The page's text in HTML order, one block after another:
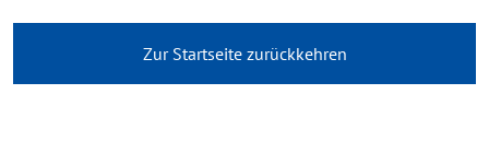
Zur Startseite zurückkehren